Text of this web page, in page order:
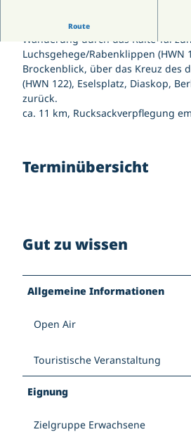
Känguroom
Sportpark Bad Harzburg
Wildgehege am Golfplatz
Parkmöglichkeiten
Pois
Tourist-Information
Gutscheine
Veranstaltungskalender
Salz- und Lichterfest
Yellow Jockey Festival
147. Harzburger
Webcam
Gutscheine
Karriere
Route
Wanderung mit Frau Vierke
Wanderung durch das Kalte Tal
Luchsgehege/Rabenklippen (HWN
Brockenblick, über das Kreuz des
(HWN 122), Eselsplatz, Diaskop,
zurück.
ca. 11 km, Rucksackverpflegung
Terminübersicht
Gut zu wissen
Allgemeine Informationen
Open Air
Touristische Veranstaltung
Eignung
Zielgruppe Erwachsene